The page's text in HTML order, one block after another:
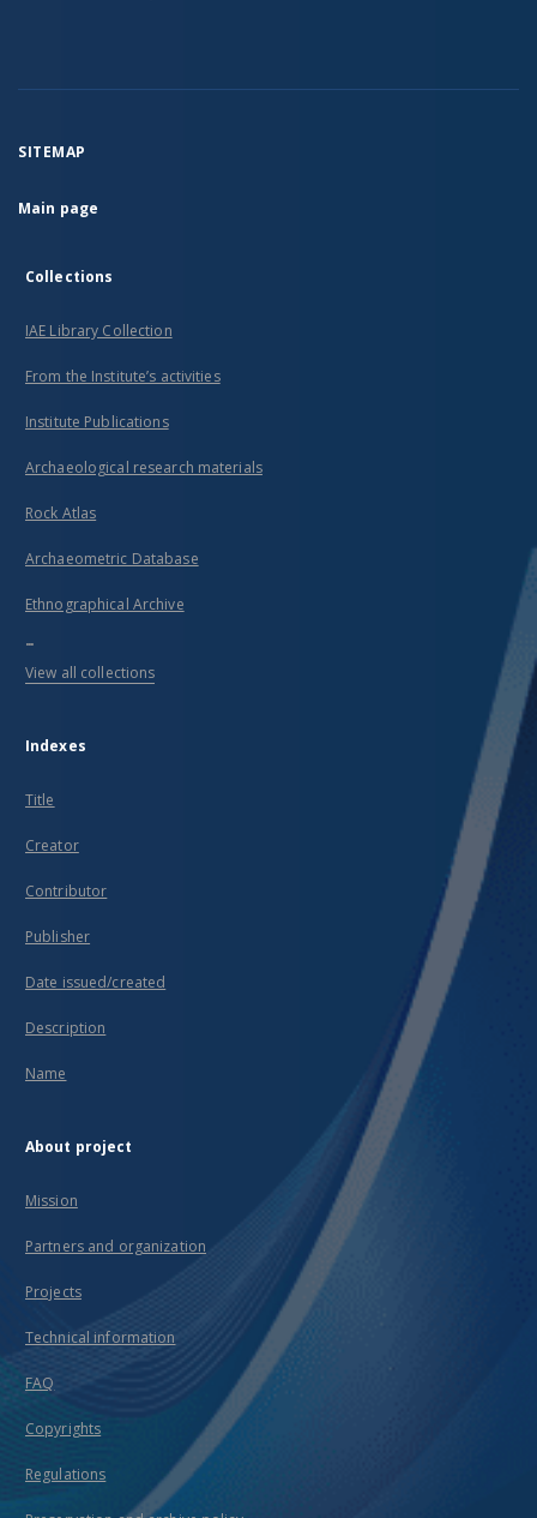
SITEMAP
Main page
Collections
IAE Library Collection
From the Institute’s activities
Institute Publications
Archaeological research materials
Rock Atlas
Archaeometric Database
Ethnographical Archive
...
View all collections
Indexes
Title
Creator
Contributor
Publisher
Date issued/created
Description
Name
About project
Mission
Partners and organization
Projects
Technical information
FAQ
Copyrights
Regulations